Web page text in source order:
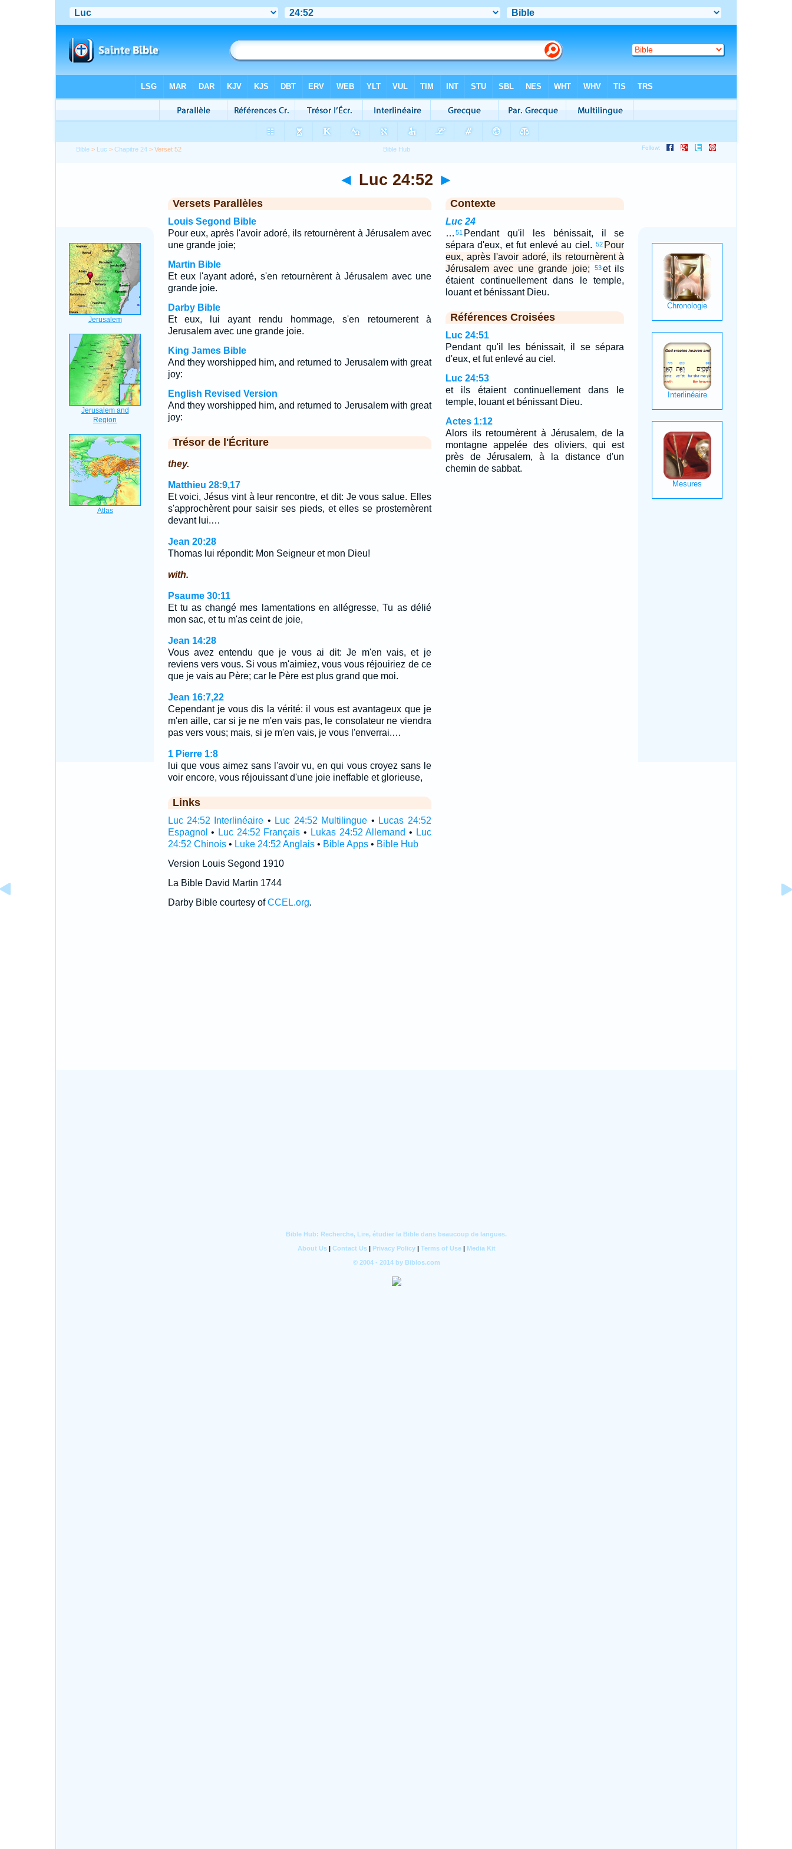
Bible > Luc >Chapitre 24 > Verset 52
◄ Luc 24:52 ►
Versets Parallèles
Louis Segond Bible
Pour eux, après l'avoir adoré, ils retournèrent à Jérusalem avec
une grande joie;
Martin Bible
Et eux l'ayant adoré, s'en retournèrent à Jérusalem avec une
grande joie.
Darby Bible
Et eux, lui ayant rendu hommage, s'en retournerent à
Jerusalem avec une grande joie.
King James Bible
And they worshipped him, and returned to Jerusalem with great
joy:
English Revised Version
And they worshipped him, and returned to Jerusalem with great
joy:
Trésor de l'Écriture
they.
Matthieu 28:9,17
Et voici, Jésus vint à leur rencontre, et dit: Je vous salue. Elles
s'approchèrent pour saisir ses pieds, et elles se prosternèrent
devant lui.…
Jean 20:28
Thomas lui répondit: Mon Seigneur et mon Dieu!
with.
Psaume 30:11
Et tu as changé mes lamentations en allégresse, Tu as délié
mon sac, et tu m'as ceint de joie,
Jean 14:28
Vous avez entendu que je vous ai dit: Je m'en vais, et je
reviens vers vous. Si vous m'aimiez, vous vous réjouiriez de ce
que je vais au Père; car le Père est plus grand que moi.
Jean 16:7,22
Cependant je vous dis la vérité: il vous est avantageux que je
m'en aille, car si je ne m'en vais pas, le consolateur ne viendra
pas vers vous; mais, si je m'en vais, je vous l'enverrai.…
1 Pierre 1:8
lui que vous aimez sans l'avoir vu, en qui vous croyez sans le
voir encore, vous réjouissant d'une joie ineffable et glorieuse,
Links
Luc 24:52 Interlinéaire • Luc 24:52 Multilingue • Lucas 24:52
Espagnol • Luc 24:52 Français • Lukas 24:52 Allemand • Luc
24:52 Chinois• Luke 24:52 Anglais• Bible Apps• Bible Hub
Version Louis Segond 1910
La Bible David Martin 1744
Darby Bible courtesy ofCCEL.org.
Contexte
Luc 24
… 51 Pendant qu'il les bénissait, il se
sépara d'eux, et fut enlevé au ciel.
52 Pour
eux, après l'avoir adoré, ils retournèrent à
Jérusalem avec une grande joie;
53et ils
étaient continuellement dans le temple,
louant et bénissant Dieu.
Références Croisées
Luc 24:51
Pendant qu'il les bénissait, il se sépara
d'eux, et fut enlevé au ciel.
Luc 24:53
et ils étaient continuellement dans le
temple, louant et bénissant Dieu.
Actes 1:12
Alors ils retournèrent à Jérusalem, de la
montagne appelée des oliviers, qui est
près de Jérusalem, à la distance d'un
chemin de sabbat.